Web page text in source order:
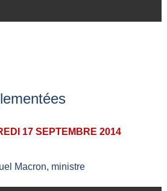
17 SEPTEMBRE 2014
Macron, ministre